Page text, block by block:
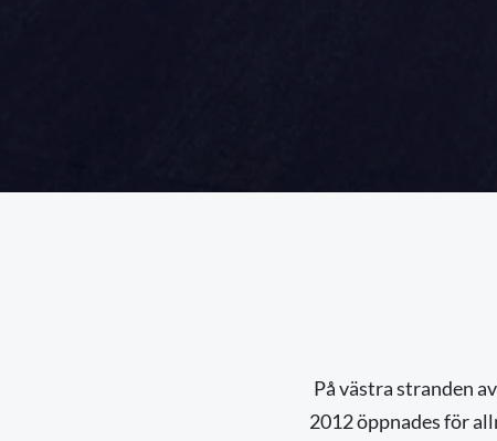
På västra stranden
2012 öppnades för